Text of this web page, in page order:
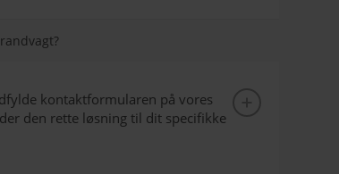
kontaktformularen på vores
den rette løsning til dit specifikke